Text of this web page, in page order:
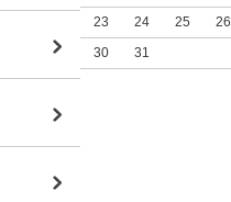
23
24 25 26
30
31